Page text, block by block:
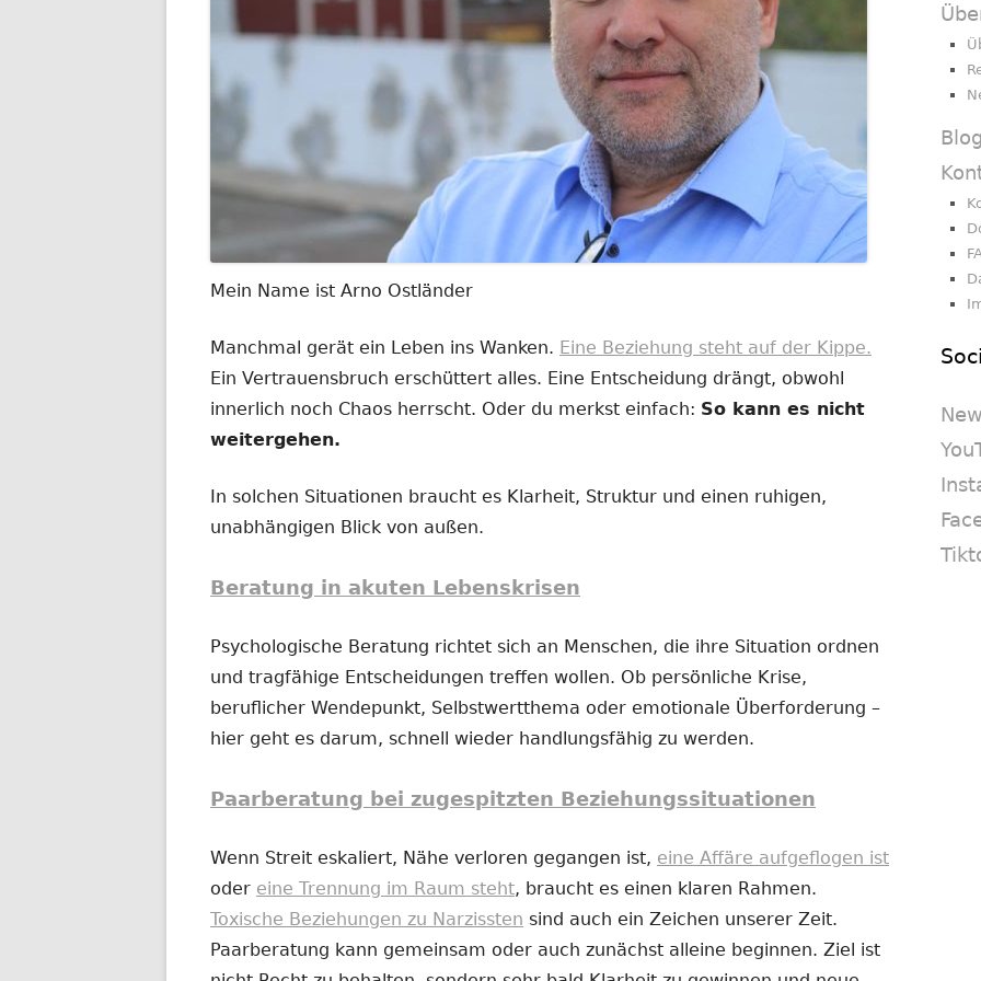
Mein Name ist Arno Ostländer
Manchmal gerät ein Leben ins Wanken. Eine Beziehung steht auf der Kippe.
Ein Vertrauensbruch erschüttert alles. Eine Entscheidung drängt, obwohl
innerlich noch Chaos herrscht. Oder du merkst einfach: So kann es nicht
weitergehen.
In solchen Situationen braucht es Klarheit, Struktur und einen ruhigen,
unabhängigen Blick von außen.
Beratung in akuten Lebenskrisen
Psychologische Beratung richtet sich an Menschen, die ihre Situation ordnen
und tragfähige Entscheidungen treffen wollen. Ob persönliche Krise,
beruflicher Wendepunkt, Selbstwertthema oder emotionale Überforderung –
hier geht es darum, schnell wieder handlungsfähig zu werden.
Paarberatung bei zugespitzten Beziehungssituationen
Wenn Streit eskaliert, Nähe verloren gegangen ist, eine Affäre aufgeflogen ist
oder eine Trennung im Raum steht, braucht es einen klaren Rahmen.
Toxische Beziehungen zu Narzissten sind auch ein Zeichen unserer Zeit.
Paarberatung kann gemeinsam oder auch zunächst alleine beginnen. Ziel ist
Blog